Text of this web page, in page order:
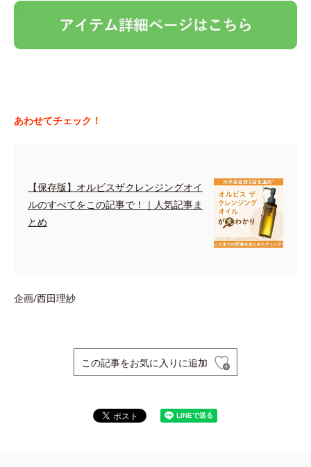
あわせてチェック！
【保存版】オルビスザクレンジングオイ
ルのすべてをこの記事で！｜人気記事ま
とめ
企画/西田理紗
この記事をお気に入りに追加